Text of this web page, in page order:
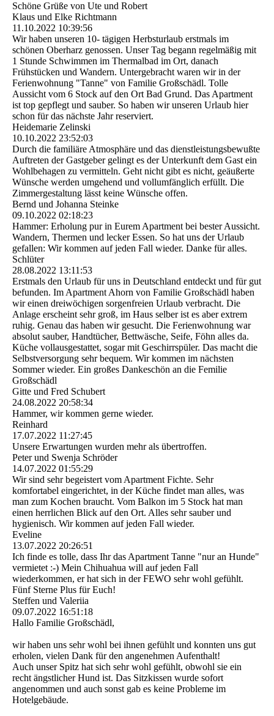
Schöne Grüße von Ute und Robert
Klaus und Elke Richtmann
11.10.2022 10:39:56
Wir haben unseren 10- tägigen Herbsturlaub erstmals im
schönen Oberharz genossen. Unser Tag begann regelmäßig mit
1 Stunde Schwimmen im Thermalbad im Ort, danach
Frühstücken und Wandern. Untergebracht waren wir in der
Ferienwohnung "Tanne" von Familie Großschädl. Tolle
Aussicht vom 6 Stock auf den Ort Bad Grund. Das Apartment
ist top gepflegt und sauber. So haben wir unseren Urlaub hier
schon für das nächste Jahr reserviert.
Heidemarie Zelinski
10.10.2022 23:52:03
Durch die familiäre Atmosphäre und das dienstleistungsbewußte
Auftreten der Gastgeber gelingt es der Unterkunft dem Gast ein
Wohlbehagen zu vermitteln. Geht nicht gibt es nicht, geäußerte
Wünsche werden umgehend und vollumfänglich erfüllt. Die
Zimmergestaltung lässt keine Wünsche offen.
Bernd und Johanna Steinke
09.10.2022 02:18:23
Hammer: Erholung pur in Eurem Apartment bei bester Aussicht.
Wandern, Thermen und lecker Essen. So hat uns der Urlaub
gefallen: Wir kommen auf jeden Fall wieder. Danke für alles.
Schlüter
28.08.2022 13:11:53
Erstmals den Urlaub für uns in Deutschland entdeckt und für gut
befunden. Im Apartment Ahorn von Familie Großschädl haben
wir einen dreiwöchigen sorgenfreien Urlaub verbracht. Die
Anlage erscheint sehr groß, im Haus selber ist es aber extrem
ruhig. Genau das haben wir gesucht. Die Ferienwohnung war
absolut sauber, Handtücher, Bettwäsche, Seife, Föhn alles da.
Küche vollausgestattet, sogar mit Geschirrspüler. Das macht die
Selbstversorgung sehr bequem. Wir kommen im nächsten
Sommer wieder. Ein großes Dankeschön an die Femilie
Großschädl
Gitte und Fred Schubert
24.08.2022 20:58:34
Hammer, wir kommen gerne wieder.
Reinhard
17.07.2022 11:27:45
Unsere Erwartungen wurden mehr als übertroffen.
Peter und Swenja Schröder
14.07.2022 01:55:29
Wir sind sehr begeistert vom Apartment Fichte. Sehr
komfortabel eingerichtet, in der Küche findet man alles, was
man zum Kochen braucht. Vom Balkon im 5 Stock hat man
einen herrlichen Blick auf den Ort. Alles sehr sauber und
hygienisch. Wir kommen auf jeden Fall wieder.
Eveline
13.07.2022 20:26:51
Ich finde es tolle, dass Ihr das Apartment Tanne "nur an Hunde"
vermietet :-) Mein Chihuahua will auf jeden Fall
wiederkommen, er hat sich in der FEWO sehr wohl gefühlt.
Fünf Sterne Plus für Euch!
Steffen und Valeriia
09.07.2022 16:51:18
Hallo Familie Großschädl,
wir haben uns sehr wohl bei ihnen gefühlt und konnten uns gut
erholen, vielen Dank für den angenehmen Aufenthalt!
Auch unser Spitz hat sich sehr wohl gefühlt, obwohl sie ein
recht ängstlicher Hund ist. Das Sitzkissen wurde sofort
angenommen und auch sonst gab es keine Probleme im
Hotelgebäude.